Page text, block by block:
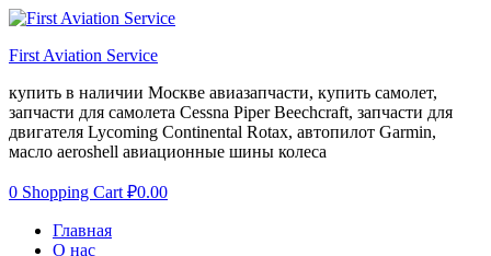
First Aviation Service
купить в наличии Москве авиазапчасти, купить самолет,
запчасти для самолета Cessna Piper Beechcraft, запчасти для
двигателя Lycoming Continental Rotax, автопилот Garmin,
масло aeroshell авиационные шины колеса
0 Shopping Cart ₽0.00
Главная
О нас